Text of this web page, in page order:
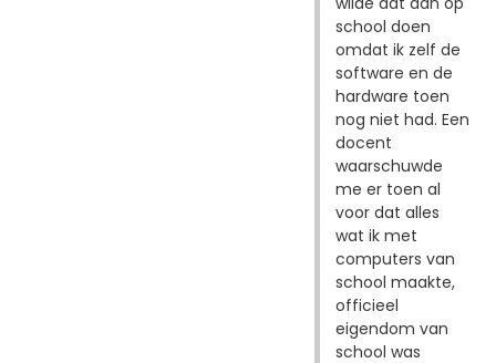
school doen
omdat ik zelf de
software en de
hardware toen
nog niet had. Een
docent
waarschuwde
me er toen al
voor dat alles
wat ik met
computers van
school maakte,
officieel
eigendom van
school was